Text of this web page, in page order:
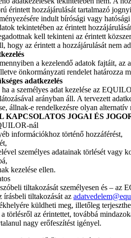
érintett hozzájárulását tartalmazó
indult bírósági vagy
tekintetében az érintett
kell tekinteni az érintett
hogy az érintett a hozzájárulását nem
a kezelendő adatok fajtáit, az
önkormányzati rendelet határozza
adatkezelés
a személyes adat kezelése az
arányban áll. A tervezett
állnak-e rendelkezésre olyan
JOGAI ÉS
nál
információkhoz történő hozzáférést,
személyes adatainak törlését vagy
kezelése ellen.
tiltakozását személyesen és –
írásbeli tiltakozását az
küldheti meg, illetőleg
törlésről az érintettet, továbbá
nagy erőfeszítést igényel.